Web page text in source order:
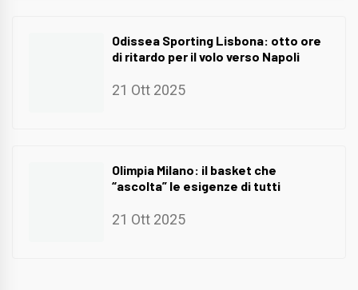
Odissea Sporting Lisbona: otto ore
di ritardo per il volo verso Napoli
21 Ott 2025
Olimpia Milano: il basket che
“ascolta” le esigenze di tutti
21 Ott 2025